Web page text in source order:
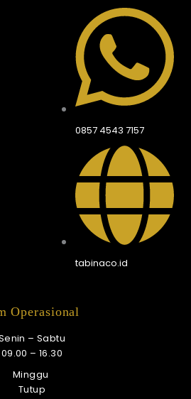
0857 4543 7157
tabinaco.id
Operasional
– Sabtu
09.00 – 16.30
Minggu
Tutup